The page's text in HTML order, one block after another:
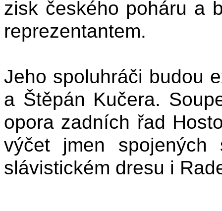
zisk českého poháru a
reprezentantem.
Jeho spoluhráči budou
a Štěpán Kučera.
opora zadních řad
výčet jmen
slávistickém dresu i